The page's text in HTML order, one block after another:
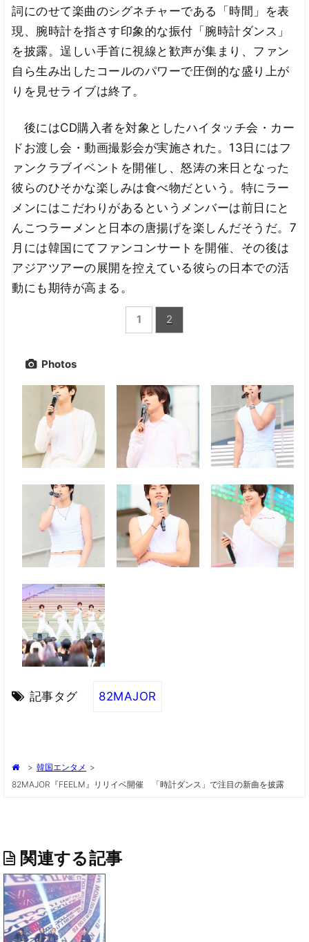
詞にのせて楽曲のシグネチャーである「時間」を表
現、腕時計を指さす印象的な振付「腕時計ダンス」
を披露。逞しい手首に視線と歓声が集まり、ファン
自ら生み出したコールのパワーで圧倒的な盛り上が
りを見せライブは終了。
後にはCD購入者を対象としたハイタッチ会・カー
ドお渡し会・動画撮影会が実施された。13日にはフ
ァンクラブイベントを開催し、怒涛の来日となった
彼らのひそかな楽しみは食べ物だという。特にラー
メンにはこだわりがあるというメンバーは前日にと
んこつラーメンと日本の唐揚げを楽しんだそうだ。7
月には韓国にてファンコンサートを開催、その後は
アジアツアーの展開を控えている彼らの日本での活
動にも期待が高まる。
1 2
Photos
記事タグ 82MAJOR
> 韓国エンタメ >
82MAJOR『FEELM』リリイベ開催 「時計ダンス」で注目の新曲を披露
関連する記事